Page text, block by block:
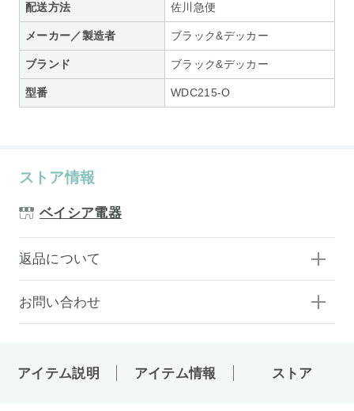
配送方法 佐川急便
メーカー／製造者 ブラック&デッカー
ブランド ブラック&デッカー
型番 WDC215-O
ストア情報
ベイシア電器
返品について
お問い合わせ
アイテム説明 アイテム情報 ストア